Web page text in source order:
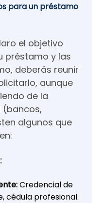
para un préstamo
el objetivo
préstamo y las
deberás reunir
aunque
de la
(bancos,
algunos que
Credencial de
cédula profesional.